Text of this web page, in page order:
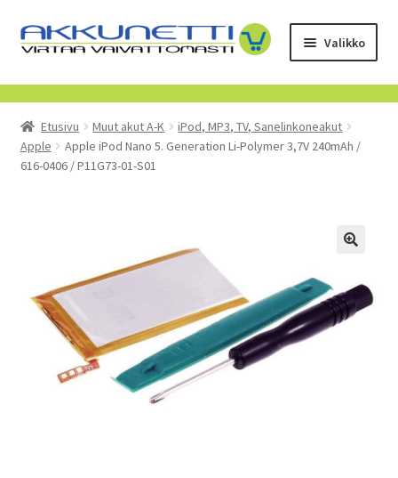
Siirry
navigointiin
Siirry
sisältöön
Valikko
Kauppa
Tietoa meistä
POISTUVAT TUOTTEET
Etusivu Muut akut A-K
iPod, MP3, TV, Sanelinkoneakut
Apple
Apple iPod Nano 5. Generation Li-Polymer 3,7V 240mAh /
616-0406 / P11G73-01-S01